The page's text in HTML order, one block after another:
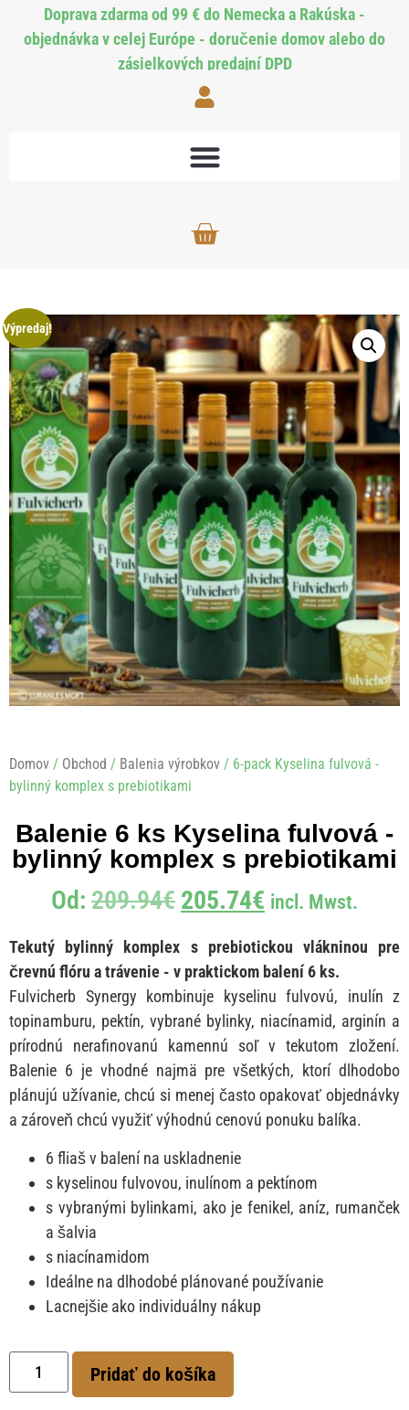
Doprava zdarma od 99 € do Nemecka a Rakúska -
objednávka v celej Európe - doručenie domov alebo do
zásielkových predajní DPD
Výpredaj!
Domov / Obchod / Balenia výrobkov / 6-pack Kyselina fulvová -
bylinný komplex s prebiotikami
Balenie 6 ks Kyselina fulvová -
bylinný komplex s prebiotikami
Od: 209.94€ 205.74€ incl. Mwst.
Tekutý bylinný komplex s prebiotickou vlákninou pre
črevnú flóru a trávenie - v praktickom balení 6 ks.
Fulvicherb Synergy kombinuje kyselinu fulvovú, inulín z
topinamburu, pektín, vybrané bylinky, niacínamid, arginín a
prírodnú nerafinovanú kamennú soľ v tekutom zložení.
Balenie 6 je vhodné najmä pre všetkých, ktorí dlhodobo
plánujú užívanie, chcú si menej často opakovať objednávky
a zároveň chcú využiť výhodnú cenovú ponuku balíka.
6 fliaš v balení na uskladnenie
s kyselinou fulvovou, inulínom a pektínom
s vybranými bylinkami, ako je fenikel, aníz, rumanček
a šalvia
s niacínamidom
Ideálne na dlhodobé plánované používanie
Lacnejšie ako individuálny nákup
Pridať do košíka